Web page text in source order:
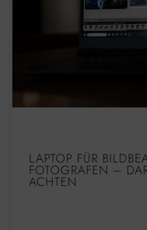
LAPTOP FÜR
FOTOGRAFEN –
ACHTEN